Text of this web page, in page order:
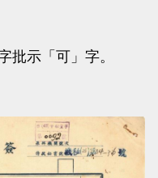
批示「可」字。